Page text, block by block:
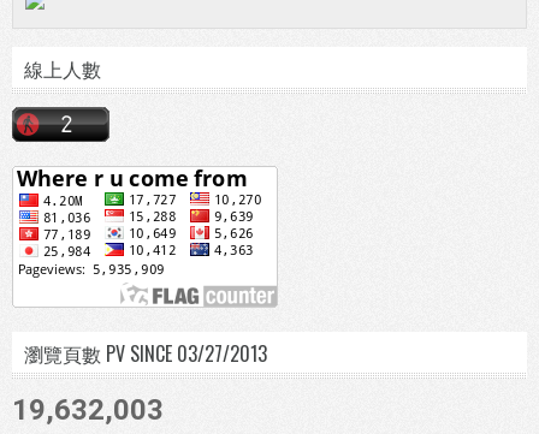
線上人數
瀏覽頁數 PV SINCE 03/27/2013
19,632,003